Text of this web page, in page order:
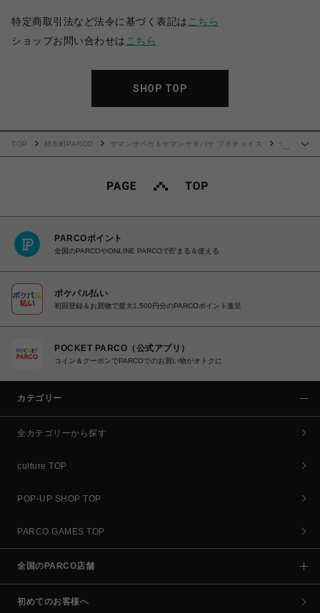
特定商取引法など法令に基づく表記は こちら
ショップお問い合わせは こちら
SHOP TOP
TOP 錦糸町PARCO サマンサベガ＆サマンサタバサ プチチョイス
サ
PARCOポイント
全国のPARCOやONLINE PARCOで貯まる＆使える
ポケパル払い
初回登録＆お買物で最大1,500円分のPARCOポイント進呈
POCKET PARCO（公式アプリ）
コイン＆クーポンでPARCOでのお買い物がオトクに
カテゴリー
全カテゴリーから探す
culture TOP
POP-UP SHOP TOP
PARCO GAMES TOP
全国のPARCO店舗
初めてのお客様へ